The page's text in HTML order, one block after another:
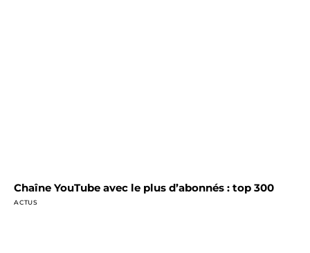
Chaîne YouTube avec le plus d’abonnés : top 300
ACTUS